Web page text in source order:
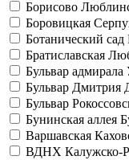
Борисово
Боровицкая
Ботанический сад
Братиславская
Бульвар адмирала
Бульвар Дмитрия
Бульвар
Бунинская аллея
Варшавская
ВДНХ Калужско-